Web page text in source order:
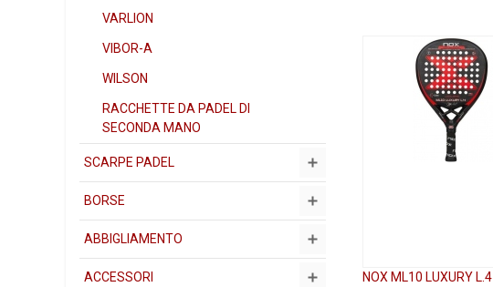
VARLION
VIBOR-A
WILSON
RACCHETTE DA PADEL DI
SECONDA MANO
SCARPE PADEL
BORSE
ABBIGLIAMENTO
ACCESSORI NOX ML10 LUXURY L.4